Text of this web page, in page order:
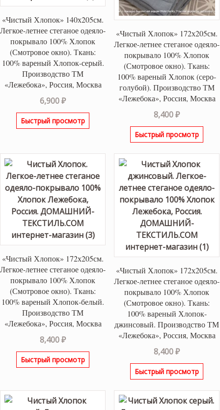
«Чистый Хлопок» 140х205см.
Легкое-летнее стеганое одеяло-
покрывало 100% Хлопок
(Смотровое окно). Ткань:
100% вареный Хлопок-серый.
Производство ТМ
«Лежебока», Россия, Москва
6,900₽
Быстрый просмотр
«Чистый Хлопок» 172х205см.
Легкое-летнее стеганое одеяло-
покрывало 100% Хлопок
(Смотровое окно). Ткань:
100% вареный Хлопок (серо-
голубой). Производство ТМ
«Лежебока», Россия, Москва
8,400₽
Быстрый просмотр
«Чистый Хлопок» 172х205см.
Легкое-летнее стеганое одеяло-
покрывало 100% Хлопок
(Смотровое окно). Ткань:
100% вареный Хлопок-белый.
Производство ТМ
«Лежебока», Россия, Москва
8,400₽
Быстрый просмотр
«Чистый Хлопок» 172х205см.
Легкое-летнее стеганое одеяло-
покрывало 100% Хлопок
(Смотровое окно). Ткань:
100% вареный Хлопок-
джинсовый. Производство ТМ
«Лежебока», Россия, Москва
8,400₽
Быстрый просмотр